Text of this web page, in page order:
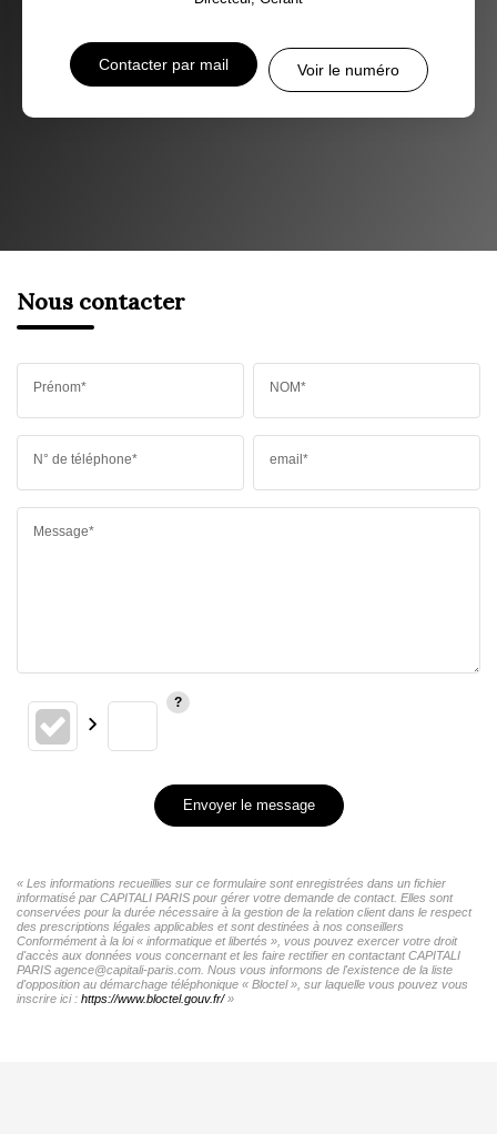
Contacter par mail Voir le numéro
Nous contacter
Prénom* NOM*
N° de téléphone* email*
Message*
Envoyer le message
« Les informations recueillies sur ce formulaire sont enregistrées dans un fichier
informatisé par CAPITALI PARIS pour gérer votre demande de contact. Elles sont
conservées pour la durée nécessaire à la gestion de la relation client dans le respect
des prescriptions légales applicables et sont destinées à nos conseillers
Conformément à la loi « informatique et libertés », vous pouvez exercer votre droit
d'accès aux données vous concernant et les faire rectifier en contactant CAPITALI
PARIS agence@capitali-paris.com. Nous vous informons de l'existence de la liste
d'opposition au démarchage téléphonique « Bloctel », sur laquelle vous pouvez vous
inscrire ici : https://www.bloctel.gouv.fr/»